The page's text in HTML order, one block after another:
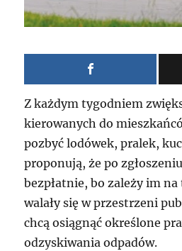
Z każdym tygodniem
kierowanych do
pozbyć lodówek, pralek,
proponują, że po
bezpłatnie, bo zależy im
walały się w przestrzeni
chcą osiągnąć określone
odzyskiwania odpadów.